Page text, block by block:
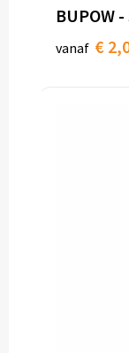
BUPOW
vanaf €